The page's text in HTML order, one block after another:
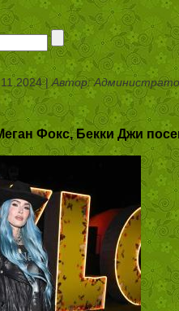
|Автор:
Фокс, Бекки Джи